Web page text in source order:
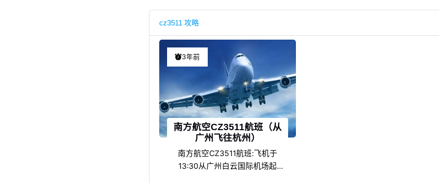
cz3511 攻略
3年前
南方航空CZ3511航班（从
广州飞往杭州）
南方航空CZ3511航班:飞机于
13:30从广州白云国际机场起